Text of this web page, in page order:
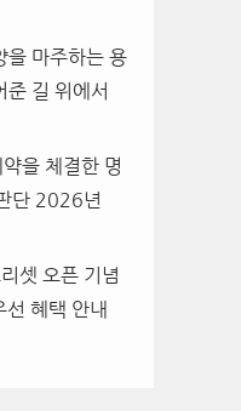
을 마주하는 용
준 길 위에서
을 체결한 명
단 2026년
셋 오픈 기념
선 혜택 안내